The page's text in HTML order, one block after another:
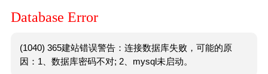
Database Error
(1040) 365建站错误警告：连接数据库失败，可能的原
因：1、数据库密码不对; 2、mysql未启动。